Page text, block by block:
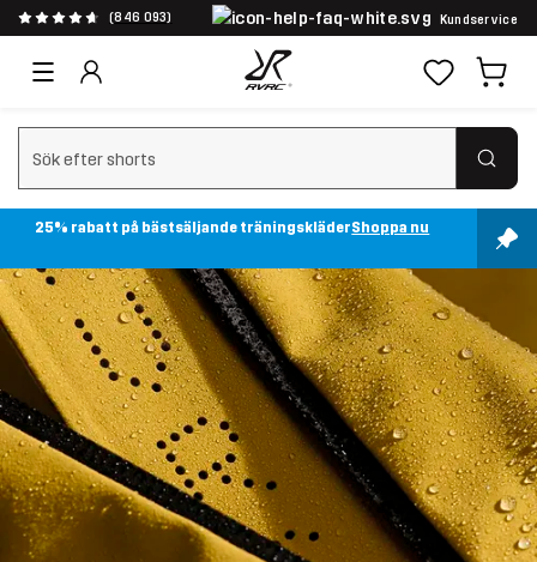
(846 093) Kundservice
Rensa sök
25% rabatt på bästsäljande träningskläderShoppa nu